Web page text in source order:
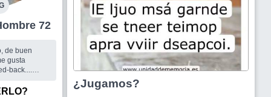
Devoto Hombre 72
de buen
gusta
back....
el
¿Jugamos?